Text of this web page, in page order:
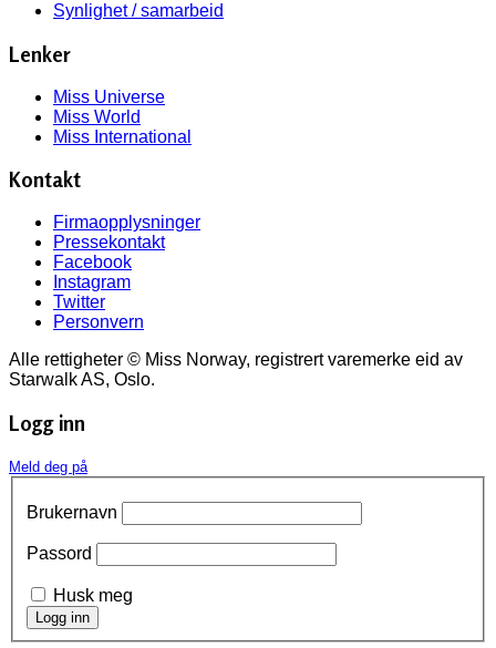
Synlighet / samarbeid
Lenker
Miss Universe
Miss World
Miss International
Kontakt
Firmaopplysninger
Pressekontakt
Facebook
Instagram
Twitter
Personvern
Alle rettigheter © Miss Norway, registrert varemerke eid av
Starwalk AS, Oslo.
Logg inn
Meld deg på
Brukernavn
Passord
Husk meg